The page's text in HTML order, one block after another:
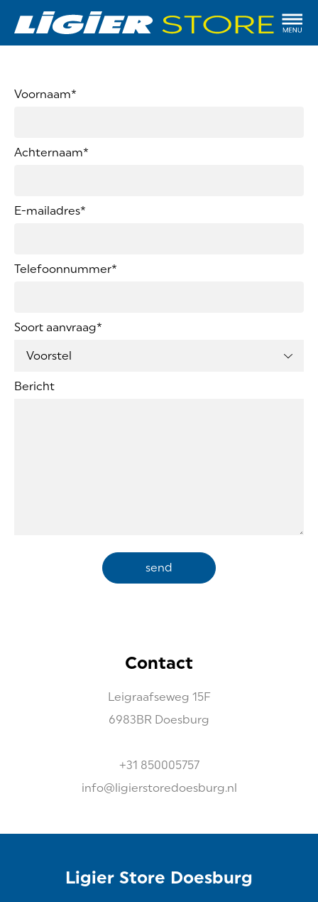
Voornaam*
Achternaam*
E-mailadres*
Telefoonnummer*
Soort aanvraag*
Bericht
send
Contact
Leigraafseweg 15F
6983BR Doesburg
+31 850005757
info@ligierstoredoesburg.nl
Ligier Store Doesburg